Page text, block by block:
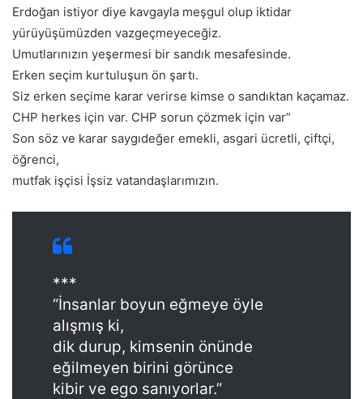
Erdoğan istiyor diye kavgayla meşgul olup iktidar
yürüyüşümüzden vazgeçmeyeceğiz.
Umutlarınızın yeşermesi bir sandık mesafesinde.
Erken seçim kurtuluşun ön şartı.
Siz erken seçime karar verirse kimse o sandıktan kaçamaz.
CHP herkes için var. CHP sorun çözmek için var”
Son söz ve karar saygıdeğer emekli, asgari ücretli, çiftçi,
öğrenci,
mutfak işçisi İşsiz vatandaşlarımızın.
***
“İnsanlar boyun eğmeye öyle
alışmış ki,
dik durup, kimsenin önünde
eğilmeyen birini görünce
kibir ve ego sanıyorlar.”